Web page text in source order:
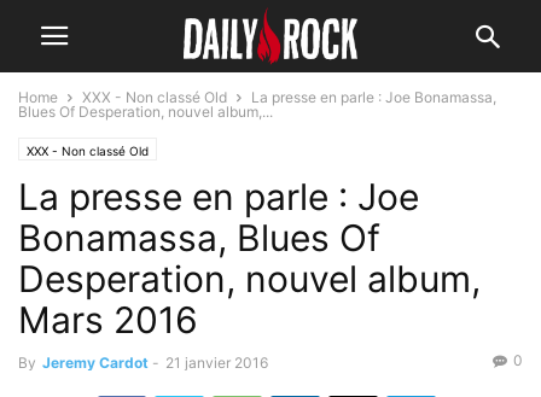
Home XXX - Non classé Old
La presse en parle : Joe Bonamassa,
Blues Of Desperation, nouvel album,...
XXX - Non classé Old
La presse en parle : Joe
Bonamassa, Blues Of
Desperation, nouvel album,
Mars 2016
By Jeremy Cardot - 21 janvier 2016 0